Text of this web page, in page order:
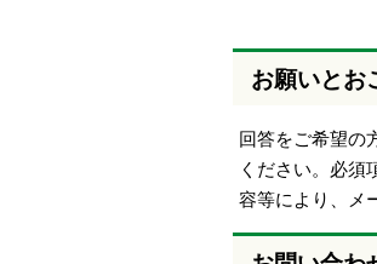
お願いとお
回答をご希望の
ください。必須
容等により、メ